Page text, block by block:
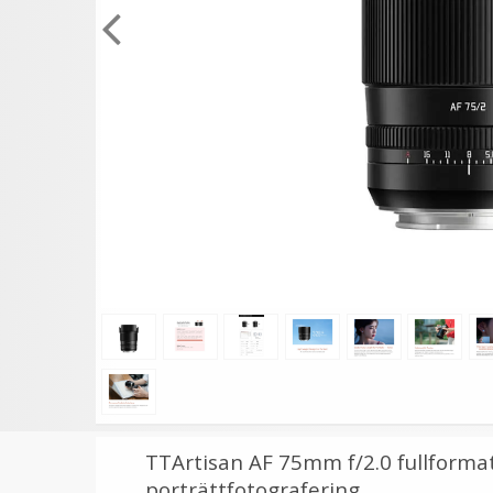
JJC Mjuk
konkav Soft release
button - Guld
69 kr
LÄGG I VARUKORG
TTArtisan AF 75mm f/2.0